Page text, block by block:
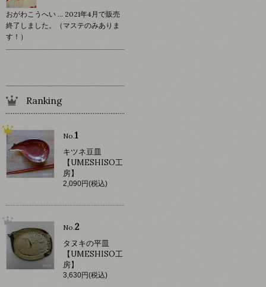
おがわこうへい … 2021年4月で販売
終了しました。（マステのみありま
す！）
Ranking
No.1
キツネ豆皿
【UMESHISO工
房】
2,090円(税込)
No.2
タヌキの平皿
【UMESHISO工
房】
3,630円(税込)